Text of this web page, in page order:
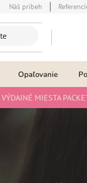
Náš príbeh
Opaľovanie
VÝDAJNÉ MIESTA